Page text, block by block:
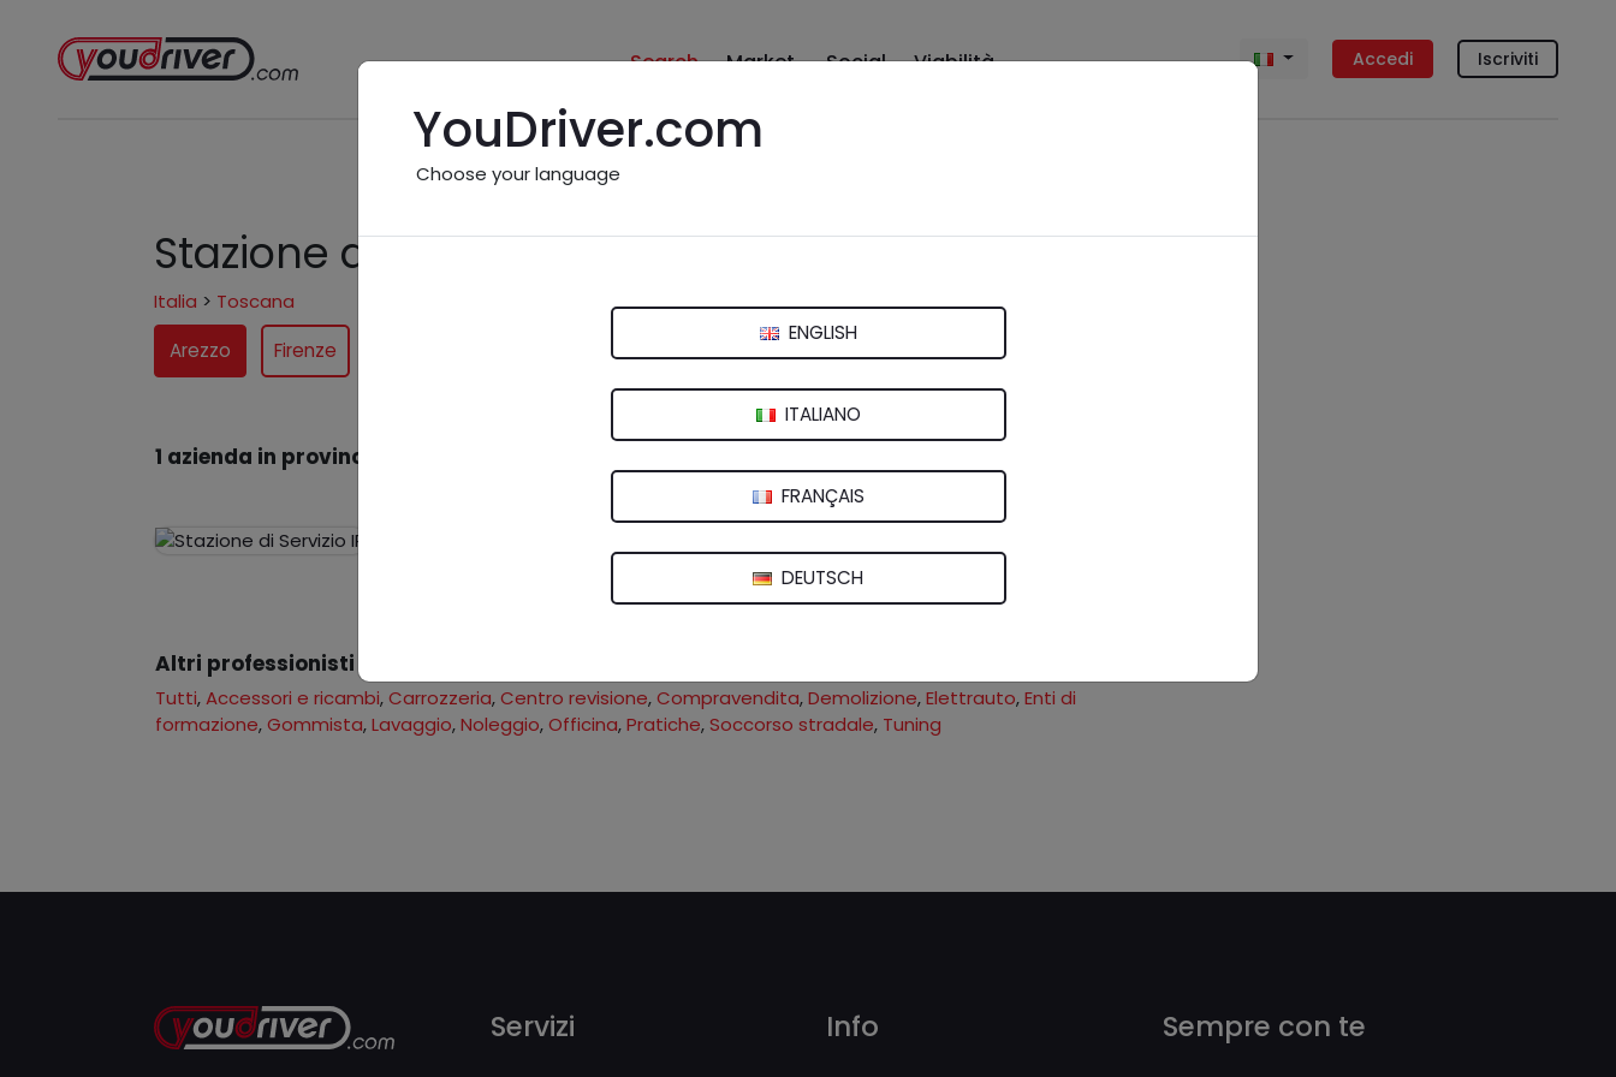
Search Market Social Viabilità Accedi Iscriviti
Stazione di servizio vicino a me: Arezzo e provincia
Italia > Toscana
Arezzo
Firenze Lucca Pistoia
1 azienda in provincia
Altri professionisti della provincia di Arezzo
Tutti,Accessori e ricambi,Carrozzeria,Centro revisione,Compravendita,Demolizione,Elettrauto,Enti di
formazione,Gommista,Lavaggio,Noleggio,Officina,Pratiche,Soccorso stradale, Tuning
YouDriver.com
Choose your language
ENGLISH
ITALIANO
FRANÇAIS
DEUTSCH
Servizi Info Sempre con te